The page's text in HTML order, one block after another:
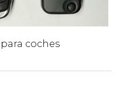
coches